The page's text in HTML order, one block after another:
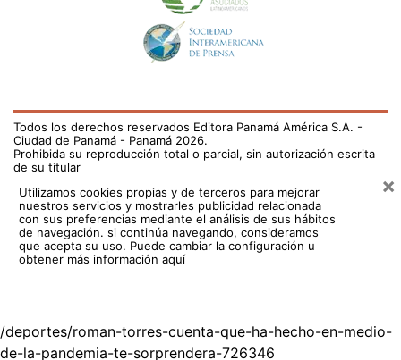
Todos los derechos reservados Editora Panamá América S.A. -
Ciudad de Panamá - Panamá 2026.
Prohibida su reproducción total o parcial, sin autorización escrita
de su titular
Utilizamos cookies propias y de terceros para mejorar
nuestros servicios y mostrarles publicidad relacionada
con sus preferencias mediante el análisis de sus hábitos
de navegación. si continúa navegando, consideramos
que acepta su uso. Puede cambiar la configuración u
obtener más información aquí
×
/deportes/roman-torres-cuenta-que-ha-hecho-en-medio-
de-la-pandemia-te-sorprendera-726346